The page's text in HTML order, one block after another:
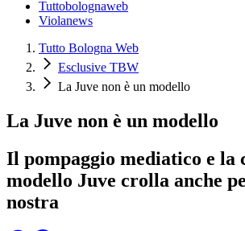
Tuttobolognaweb
Violanews
Tutto Bologna Web
Esclusive TBW
La Juve non è un modello
La Juve non è un modello
Il pompaggio mediatico e la
modello Juve crolla anche
nostra